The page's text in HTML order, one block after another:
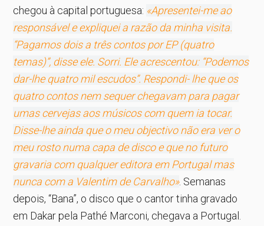
chegou à capital portuguesa: «Apresentei-me ao
responsável e expliquei a razão da minha visita.
“Pagamos dois a três contos por EP (quatro
temas)”, disse ele. Sorri. Ele acrescentou: “Podemos
dar-lhe quatro mil escudos”. Respondi- lhe que os
quatro contos nem sequer chegavam para pagar
umas cervejas aos músicos com quem ia tocar.
Disse-lhe ainda que o meu objectivo não era ver o
meu rosto numa capa de disco e que no futuro
gravaria com qualquer editora em Portugal mas
nunca com a Valentim de Carvalho». Semanas
depois, “Bana”, o disco que o cantor tinha gravado
em Dakar pela Pathé Marconi, chegava a Portugal.